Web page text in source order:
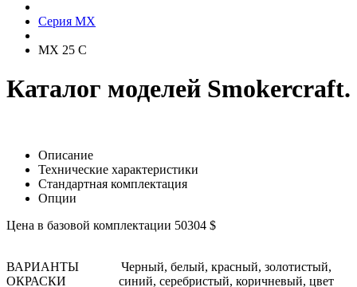
Серия MX
MX 25 C
Каталог моделей Smokercraft.
Описание
Технические характеристики
Стандартная комплектация
Опции
Цена в базовой комплектации 50304 $
ВАРИАНТЫ
ОКРАСКИ
Черный, белый, красный, золотистый,
синий, серебристый, коричневый, цвет